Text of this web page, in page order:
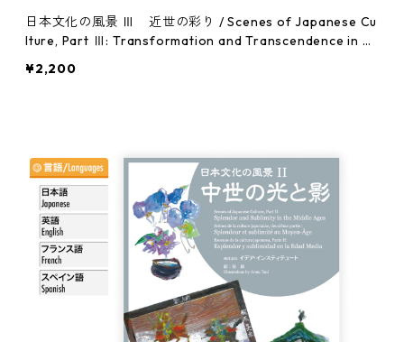
日本文化の風景 Ⅲ 近世の彩り / Scenes of Japanese Cu
lture, Part Ⅲ: Transformation and Transcendence in Ea
¥2,200